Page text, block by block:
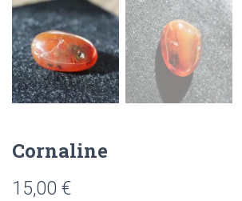
Cornaline
15,00 €